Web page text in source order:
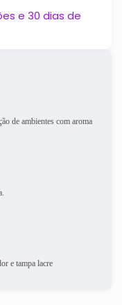
de ambientes com aroma
e tampa lacre
e 30 dias de